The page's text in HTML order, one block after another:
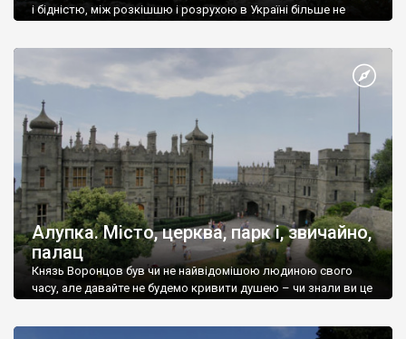
і бідністю, між розкішшю і розрухою в Україні більше не
Алупка. Місто, церква, парк і, звичайно,
палац
Князь Воронцов був чи не найвідомішою людиною свого
часу, але давайте не будемо кривити душею – чи знали ви це